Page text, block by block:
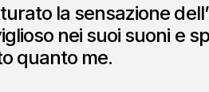
la sensazione
nei suoi suoni e
quanto me.